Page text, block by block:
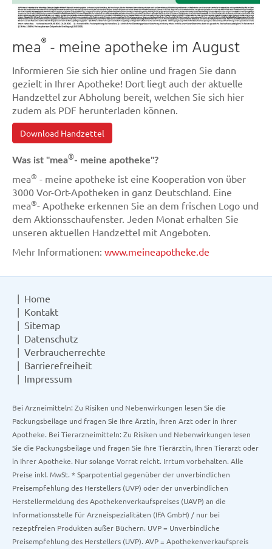
mea® - meine apotheke im August
Informieren Sie sich hier online und fragen Sie dann
gezielt in Ihrer Apotheke! Dort liegt auch der aktuelle
Handzettel zur Abholung bereit, welchen Sie sich hier
zudem als PDF herunterladen können.
Download Handzettel
Was ist "mea®- meine apotheke"?
mea® - meine apotheke ist eine Kooperation von über
3000 Vor-Ort-Apotheken in ganz Deutschland. Eine
mea®- Apotheke erkennen Sie an dem frischen Logo und
dem Aktionsschaufenster. Jeden Monat erhalten Sie
unseren aktuellen Handzettel mit Angeboten.
Mehr Informationen: www.meineapotheke.de
Home
Kontakt
Sitemap
Datenschutz
Verbraucherrechte
Barrierefreiheit
Impressum
Bei Arzneimitteln: Zu Risiken und Nebenwirkungen lesen Sie die
Packungsbeilage und fragen Sie Ihre Ärztin, Ihren Arzt oder in Ihrer
Apotheke. Bei Tierarzneimitteln: Zu Risiken und Nebenwirkungen lesen
Sie die Packungsbeilage und fragen Sie Ihre Tierärztin, Ihren Tierarzt oder
in Ihrer Apotheke. Nur solange Vorrat reicht. Irrtum vorbehalten. Alle
Preise inkl. MwSt. * Sparpotential gegenüber der unverbindlichen
Preisempfehlung des Herstellers (UVP) oder der unverbindlichen
Herstellermeldung des Apothekenverkaufspreises (UAVP) an die
Informationsstelle für Arzneispezialitäten (IFA GmbH) / nur bei
rezeptfreien Produkten außer Büchern. UVP = Unverbindliche
Preisempfehlung des Herstellers (UVP). AVP = Apothekenverkaufspreis